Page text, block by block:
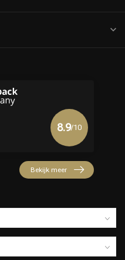
8.9/10
Bekijk meer